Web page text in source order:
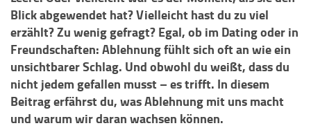
Blick abgewendet hat? Vielleicht hast du zu viel
erzählt? Zu wenig gefragt? Egal, ob im Dating oder in
Freundschaften: Ablehnung fühlt sich oft an wie ein
unsichtbarer Schlag. Und obwohl du weißt, dass du
nicht jedem gefallen musst – es trifft. In diesem
Beitrag erfährst du, was Ablehnung mit uns macht
und warum wir daran wachsen können.